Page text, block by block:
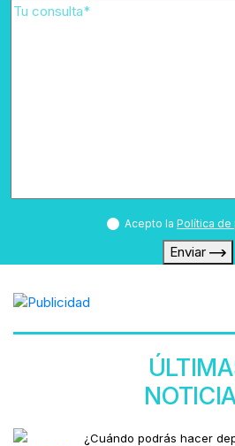
Acepto la Política de
Enviar
¿Cuándo podrás hacer